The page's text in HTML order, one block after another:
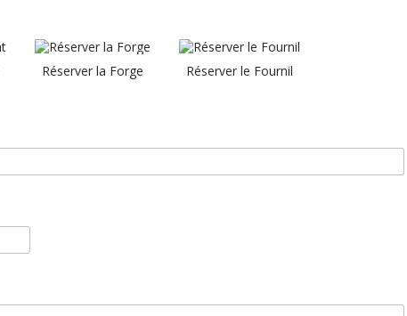
Réserver la Forge Réserver le Fournil